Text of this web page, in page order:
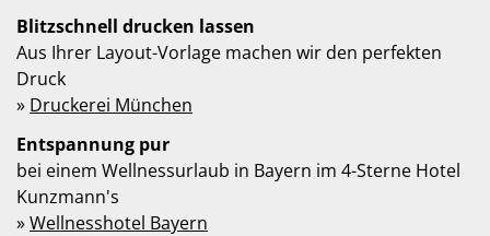
Blitzschnell drucken lassen
Aus Ihrer Layout-Vorlage machen wir den perfekten
Druck
» Druckerei München
Entspannung pur
bei einem Wellnessurlaub in Bayern im 4-Sterne Hotel
Kunzmann's
»Wellnesshotel Bayern